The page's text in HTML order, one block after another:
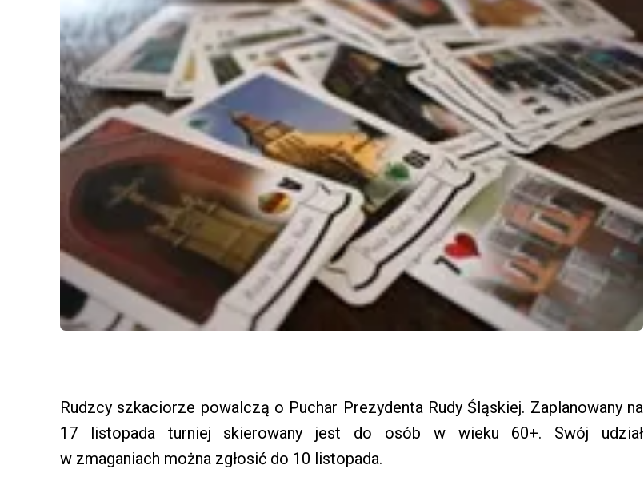
Rudzcy szkaciorze powalczą o Puchar Prezydenta Rudy Śląskiej. Zaplanowany na
17 listopada turniej skierowany jest do osób w wieku 60+. Swój udział
w zmaganiach można zgłosić do 10 listopada.